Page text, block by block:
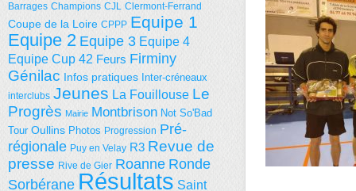
Barrages Champions CJL Clermont-Ferrand
Coupe de la Loire CPPP Equipe 1
Equipe 2 Equipe 3 Equipe 4
Equipe Cup 42 Feurs Firminy
Génilac Infos pratiques Inter-créneaux
interclubs Jeunes La Fouillouse Le
Progrès Mairie Montbrison Not So'Bad
Tour Oullins Photos Progression Pré-
régionale Puy en Velay R3 Revue de
presse Rive de Gier Roanne Ronde
Sorbérane Résultats Saint